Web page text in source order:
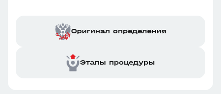
Оригинал определения
Этапы процедуры